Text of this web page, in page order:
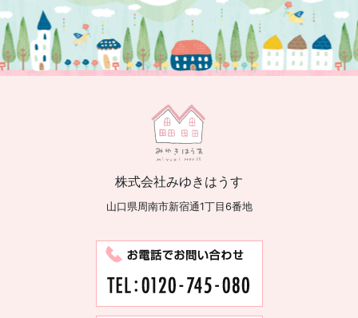
株式会社みゆきはうす
山口県周南市新宿通1丁目6番地